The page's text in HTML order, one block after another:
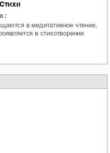
:
в медитативное чтение,
в стихотворении